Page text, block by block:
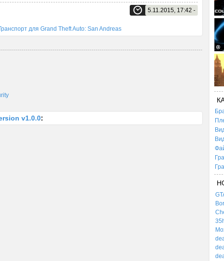
5.11.2015, 17:42 -
для Grand Theft Auto: San Andreas
v1.0.0: